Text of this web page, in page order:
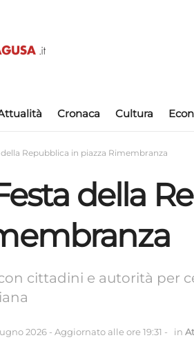
Cronaca Cultura
Repubblica in piazza Rimembranza
della
cittadini e autorità per
2026 - Aggiornato alle ore 19:31 - in